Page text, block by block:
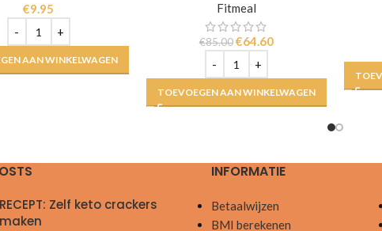
€9.95
AAN WINKELWAGEN
Fitmeal
€85.00 €64.60
TOEVOEGEN AAN WINKELWAGEN
RECEPT: Zelf keto crackers
maken
INFORMATIE
Betaalwijzen
BMI berekenen